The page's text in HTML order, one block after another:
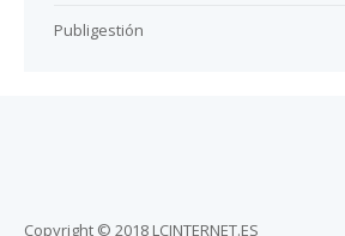
Publigestión
Copyright © 2018 LCINTERNET.ES